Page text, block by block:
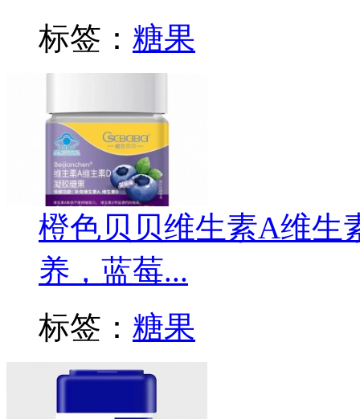
标签： 糖果
橙色贝贝维生素A维生
养，蓝莓...
标签： 糖果